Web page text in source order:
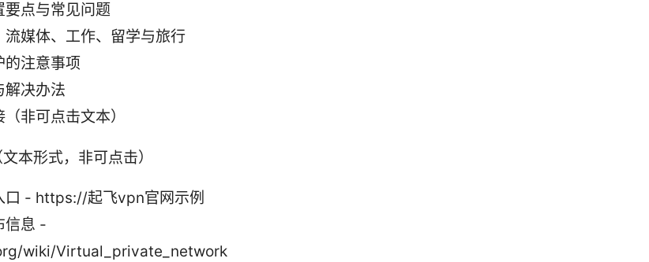
要点与常见问题
流媒体、工作、留学与旅行
的注意事项
解决办法
非可点击文本）
本形式，非可点击）
口 - https://起飞vpn官网示例
信息 -
wiki/Virtual_private_network